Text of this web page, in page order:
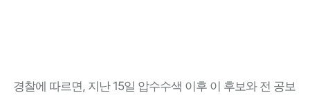
경찰에 따르면, 지난 15일 압수수색 이후 이 후보와 전 공보